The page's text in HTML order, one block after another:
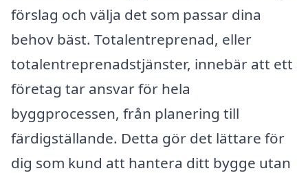
förslag och välja det som passar dina
behov bäst. Totalentreprenad, eller
totalentreprenadstjänster, innebär att ett
företag tar ansvar för hela
byggprocessen, från planering till
färdigställande. Detta gör det lättare för
dig som kund att hantera ditt bygge utan